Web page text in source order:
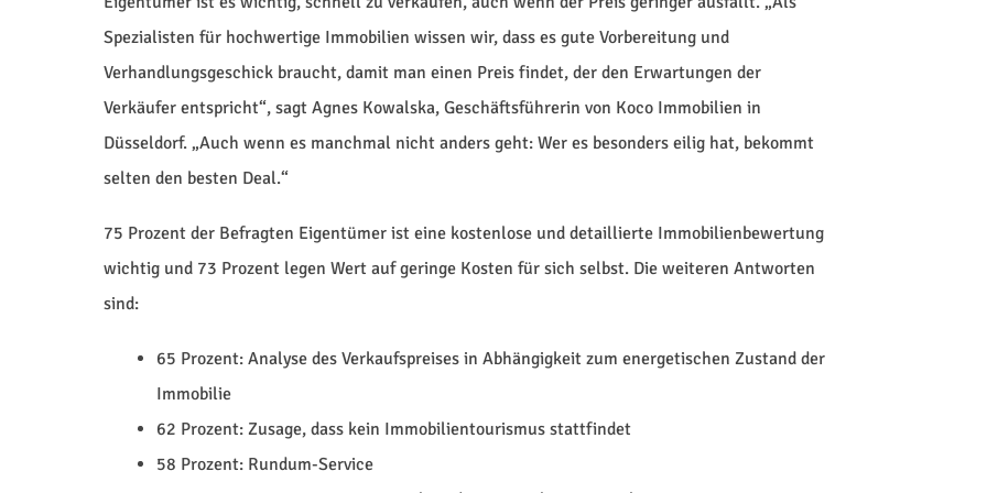
Spezialisten für hochwertige Immobilien wissen wir, dass es gute Vorbereitung und
Verhandlungsgeschick braucht, damit man einen Preis findet, der den Erwartungen der
Verkäufer entspricht“, sagt Agnes Kowalska, Geschäftsführerin von Koco Immobilien in
Düsseldorf. „Auch wenn es manchmal nicht anders geht: Wer es besonders eilig hat, bekommt
selten den besten Deal.“
75 Prozent der Befragten Eigentümer ist eine kostenlose und detaillierte Immobilienbewertung
wichtig und 73 Prozent legen Wert auf geringe Kosten für sich selbst. Die weiteren Antworten
sind:
65 Prozent: Analyse des Verkaufspreises in Abhängigkeit zum energetischen Zustand der
Immobilie
62 Prozent: Zusage, dass kein Immobilientourismus stattfindet
58 Prozent: Rundum-Service